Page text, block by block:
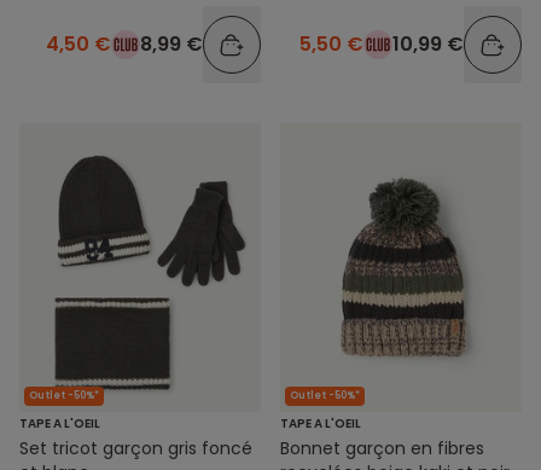
4,50 € 8,99 €
pompon
5,50 € 10,99 €
Outlet -50%*
TAPE A L'OEIL
Set tricot garçon gris foncé
Outlet -50%*
TAPE A L'OEIL
Bonnet garçon en fibres